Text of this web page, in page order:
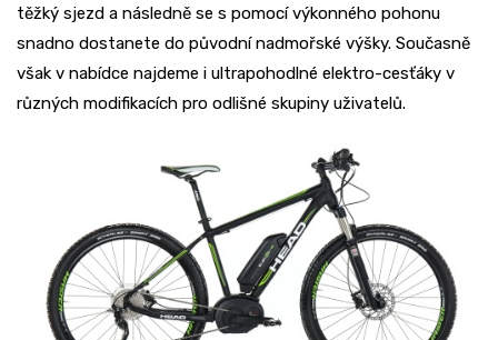
těžký sjezd a následně se s pomocí výkonného pohonu
snadno dostanete do původní nadmořské výšky. Současně
však v nabídce najdeme i ultrapohodlné elektro-cesťáky v
různých modifikacích pro odlišné skupiny uživatelů.